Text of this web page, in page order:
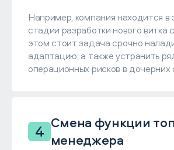
Например, компания находится
стадии разработки нового витка
этом стоит задача срочно
адаптацию, а также устранить
операционных рисков в дочерних
4 Смена функции
менеджера